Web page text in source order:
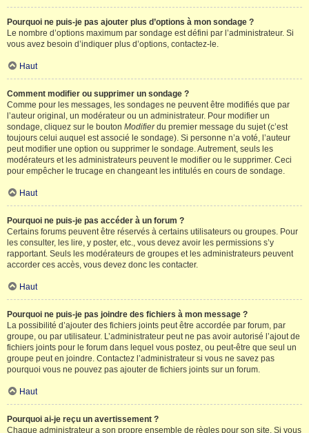
Pourquoi ne puis-je pas ajouter plus d’options à mon sondage ?
Le nombre d’options maximum par sondage est défini par l’administrateur. Si
vous avez besoin d’indiquer plus d’options, contactez-le.
Haut
Comment modifier ou supprimer un sondage ?
Comme pour les messages, les sondages ne peuvent être modifiés que par
l’auteur original, un modérateur ou un administrateur. Pour modifier un
sondage, cliquez sur le bouton Modifierdu premier message du sujet (c’est
toujours celui auquel est associé le sondage). Si personne n’a voté, l’auteur
peut modifier une option ou supprimer le sondage. Autrement, seuls les
modérateurs et les administrateurs peuvent le modifier ou le supprimer. Ceci
pour empêcher le trucage en changeant les intitulés en cours de sondage.
Haut
Pourquoi ne puis-je pas accéder à un forum ?
Certains forums peuvent être réservés à certains utilisateurs ou groupes. Pour
les consulter, les lire, y poster, etc., vous devez avoir les permissions s’y
rapportant. Seuls les modérateurs de groupes et les administrateurs peuvent
accorder ces accès, vous devez donc les contacter.
Haut
Pourquoi ne puis-je pas joindre des fichiers à mon message ?
La possibilité d’ajouter des fichiers joints peut être accordée par forum, par
groupe, ou par utilisateur. L’administrateur peut ne pas avoir autorisé l’ajout de
fichiers joints pour le forum dans lequel vous postez, ou peut-être que seul un
groupe peut en joindre. Contactez l’administrateur si vous ne savez pas
pourquoi vous ne pouvez pas ajouter de fichiers joints sur un forum.
Haut
Pourquoi ai-je reçu un avertissement ?
Chaque administrateur a son propre ensemble de règles pour son site. Si vous